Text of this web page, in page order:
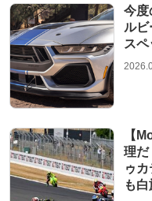
今
ル
ス
【
理
ゥ
も